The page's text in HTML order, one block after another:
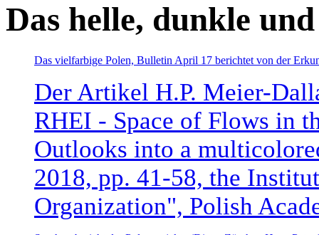
Das helle, dunkle
Das vielfarbige Polen, Bulletin April 17 berichtet von der
Der Artikel H.P. Meier-
RHEI - Space of Flows in
Outlooks into a
2018, pp. 41-58, the
Organization", Polish